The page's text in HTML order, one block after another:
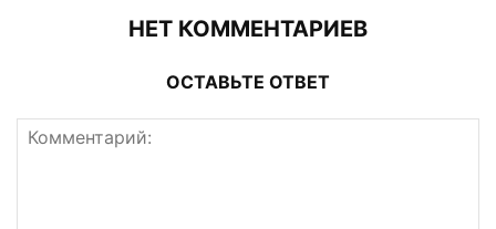
НЕТ КОММЕНТАРИЕВ
ОСТАВЬТЕ ОТВЕТ